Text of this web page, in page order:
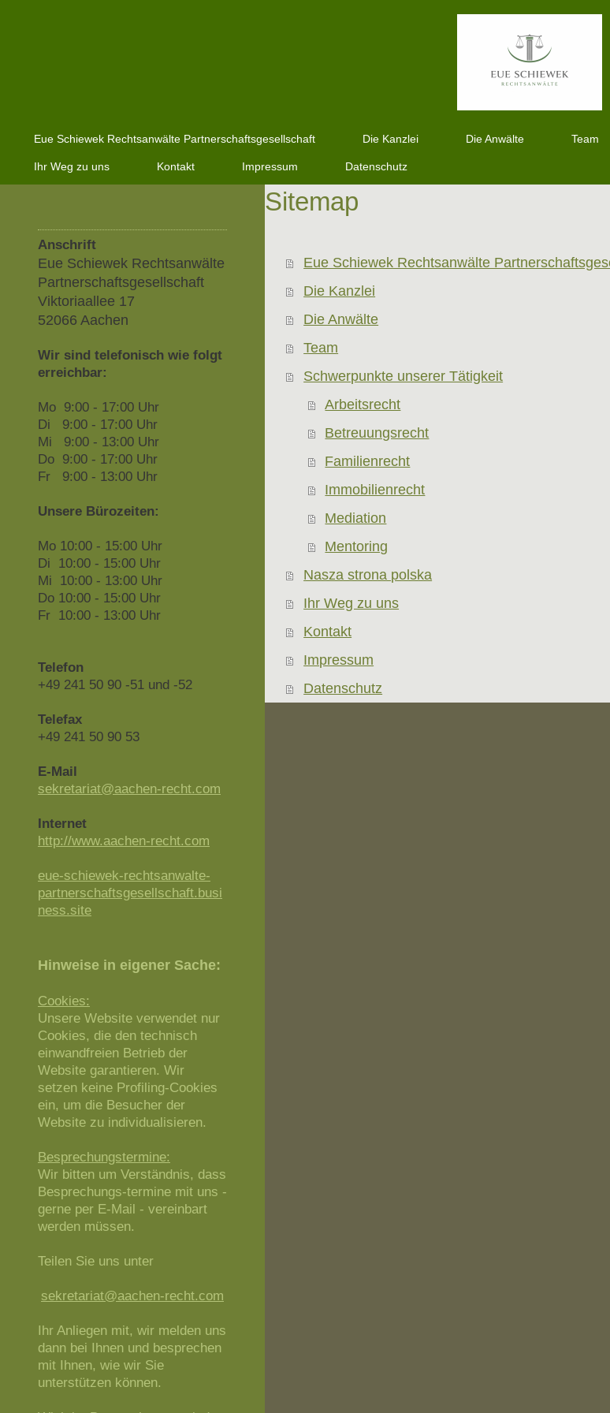
Eue Schiewek Rechtsanwälte Partnerschaftsgesellschaft Die Kanzlei Die Anwälte Team
Ihr Weg zu uns Kontakt Impressum Datenschutz
Sitemap
Eue Schiewek Rechtsanwälte
Die Kanzlei
Die Anwälte
Team
Schwerpunkte unserer Tätigkeit
Arbeitsrecht
Betreuungsrecht
Familienrecht
Immobilienrecht
Mediation
Mentoring
Nasza strona polska
Ihr Weg zu uns
Kontakt
Impressum
Datenschutz
Anschrift
Eue Schiewek Rechtsanwälte
Partnerschaftsgesellschaft
Viktoriaallee 17
52066 Aachen
Wir sind telefonisch wie folgt
erreichbar:
Mo 9:00 - 17:00 Uhr
Di 9:00 - 17:00 Uhr
Mi 9:00 - 13:00 Uhr
Do 9:00 - 17:00 Uhr
Fr 9:00 - 13:00 Uhr
Unsere Bürozeiten:
Mo 10:00 - 15:00 Uhr
Di 10:00 - 15:00 Uhr
Mi 10:00 - 13:00 Uhr
Do 10:00 - 15:00 Uhr
Fr 10:00 - 13:00 Uhr
Telefon
+49 241 50 90 -51 und -52
Telefax
+49 241 50 90 53
E-Mail
sekretariat@aachen-recht.com
Internet
http://www.aachen-recht.com
eue-schiewek-rechtsanwalte-
partnerschaftsgesellschaft.busi
ness.site
Hinweise in eigener Sache:
Cookies:
Unsere Website verwendet nur
Cookies, die den technisch
einwandfreien Betrieb der
Website garantieren. Wir
setzen keine Profiling-Cookies
ein, um die Besucher der
Website zu individualisieren.
Besprechungstermine:
Wir bitten um Verständnis, dass
Besprechungs-termine mit uns -
gerne per E-Mail - vereinbart
werden müssen.
Teilen Sie uns unter
sekretariat@aachen-recht.com
Ihr Anliegen mit, wir melden uns
dann bei Ihnen und besprechen
mit Ihnen, wie wir Sie
unterstützen können.